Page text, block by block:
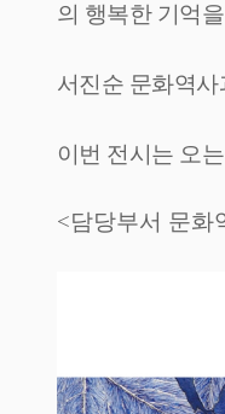
의 행복한 기억
서진순 문화역사
이번 전시는 오는
<담당부서 문화